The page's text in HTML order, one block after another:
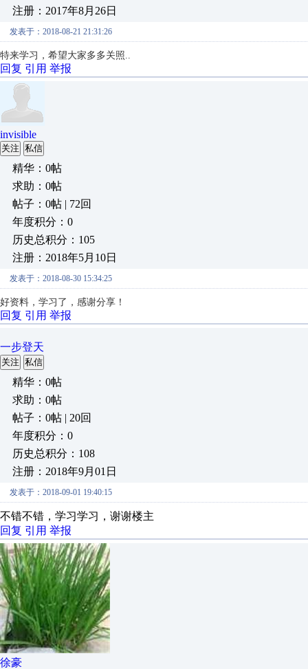
注册：2017年8月26日
发表于：2018-08-21 21:31:26
特来学习，希望大家多多关照..
回复 引用 举报
invisible
关注 私信
精华：0帖
求助：0帖
帖子：0帖 | 72回
年度积分：0
历史总积分：105
注册：2018年5月10日
发表于：2018-08-30 15:34:25
好资料，学习了，感谢分享！
回复 引用 举报
一步登天
关注 私信
精华：0帖
求助：0帖
帖子：0帖 | 20回
年度积分：0
历史总积分：108
注册：2018年9月01日
发表于：2018-09-01 19:40:15
不错不错，学习学习，谢谢楼主
回复 引用 举报
徐豪